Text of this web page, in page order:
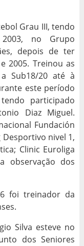
Grau III, tendo
no Grupo
depois de ter
2005. Treinou as
Sub18/20 até à
este período
participado
Diaz Miguel.
Fundación
Desportivo nivel 1,
Clinic Euroliga
observação dos
foi treinador da
Silva esteve no
dos Seniores